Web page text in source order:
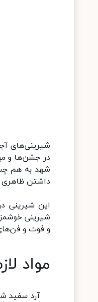
شیرینی‌های
در جشن‌ها و
شهد به هم
داشتن ظاهری
این شیرینی
شیرینی
و فوت و
مواد
آرد سفید